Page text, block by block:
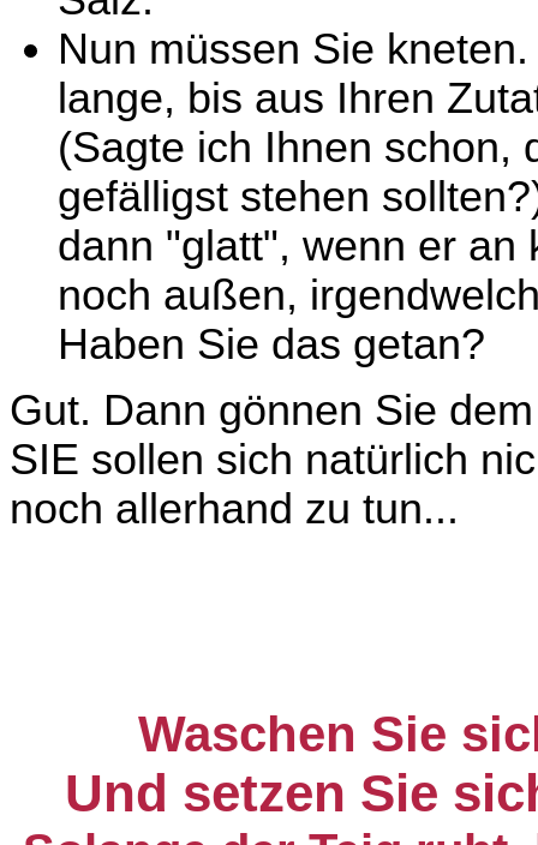
Nun müssen Sie
lange, bis aus Ihren
(Sagte ich Ihnen schon,
gefälligst stehen
dann "glatt", wenn er an
noch außen,
Haben Sie das getan?
Gut. Dann gönnen Sie
SIE sollen sich natürlich
noch allerhand zu tun...
Waschen Sie
Und setzen Sie